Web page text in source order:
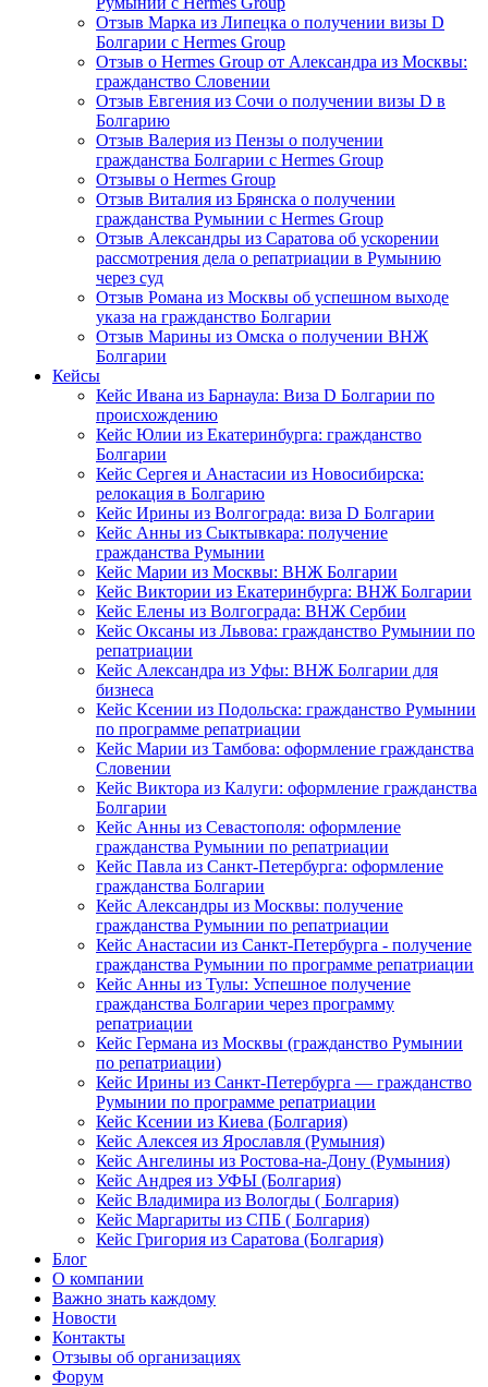
Отзыв Марка из Липецка о получении визы D
Болгарии с Hermes Group
Отзыв о Hermes Group от Александра из Москвы:
гражданство Словении
Отзыв Евгения из Сочи о получении визы D в
Болгарию
Отзыв Валерия из Пензы о получении
гражданства Болгарии с Hermes Group
Отзывы о Hermes Group
Отзыв Виталия из Брянска о получении
гражданства Румынии с Hermes Group
Отзыв Александры из Саратова об ускорении
рассмотрения дела о репатриации в Румынию
через суд
Отзыв Романа из Москвы об успешном выходе
указа на гражданство Болгарии
Отзыв Марины из Омска о получении ВНЖ
Болгарии
Кейсы
Кейс Ивана из Барнаула: Виза D Болгарии по
происхождению
Кейс Юлии из Екатеринбурга: гражданство
Болгарии
Кейс Сергея и Анастасии из Новосибирска:
релокация в Болгарию
Кейс Ирины из Волгограда: виза D Болгарии
Кейс Анны из Сыктывкара: получение
гражданства Румынии
Кейс Марии из Москвы: ВНЖ Болгарии
Кейс Виктории из Екатеринбурга: ВНЖ Болгарии
Кейс Елены из Волгограда: ВНЖ Сербии
Кейс Оксаны из Львова: гражданство Румынии по
репатриации
Кейс Александра из Уфы: ВНЖ Болгарии для
бизнеса
Кейс Ксении из Подольска: гражданство Румынии
по программе репатриации
Кейс Марии из Тамбова: оформление гражданства
Словении
Кейс Виктора из Калуги: оформление гражданства
Болгарии
Кейс Анны из Севастополя: оформление
гражданства Румынии по репатриации
Кейс Павла из Санкт-Петербурга: оформление
гражданства Болгарии
Кейс Александры из Москвы: получение
гражданства Румынии по репатриации
Кейс Анастасии из Санкт-Петербурга - получение
гражданства Румынии по программе репатриации
Кейс Анны из Тулы: Успешное получение
гражданства Болгарии через программу
репатриации
Кейс Германа из Москвы (гражданство Румынии
по репатриации)
Кейс Ирины из Санкт-Петербурга — гражданство
Румынии по программе репатриации
Кейс Ксении из Киева (Болгария)
Кейс Алексея из Ярославля (Румыния)
Кейс Ангелины из Ростова-на-Дону (Румыния)
Кейс Андрея из УФЫ (Болгария)
Кейс Владимира из Вологды ( Болгария)
Кейс Маргариты из СПБ ( Болгария)
Кейс Григория из Саратова (Болгария)
Блог
О компании
Важно знать каждому
Новости
Контакты
Отзывы об организациях
Форум